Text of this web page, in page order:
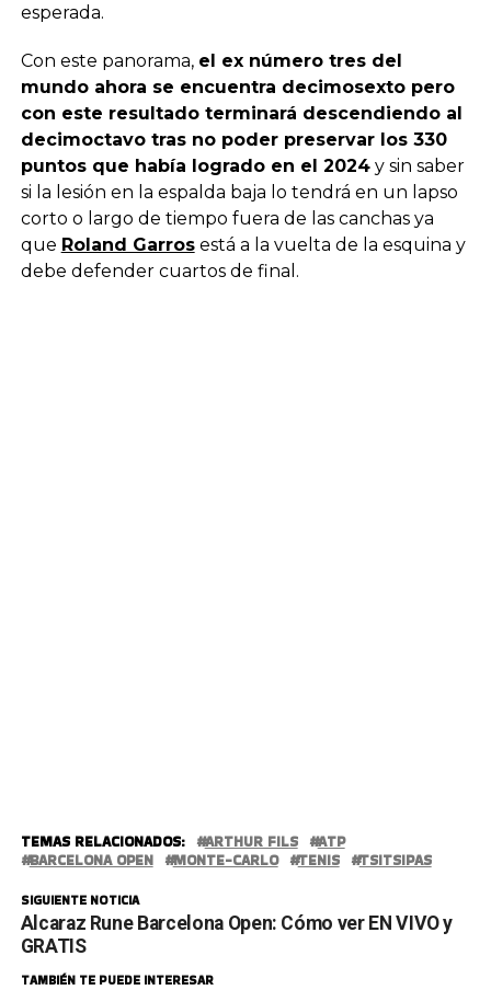
esperada.
Con este panorama, el ex número tres del
mundo ahora se encuentra decimosexto pero
con este resultado terminará descendiendo al
decimoctavo tras no poder preservar los 330
puntos que había logrado en el 2024y sin saber
si la lesión en la espalda baja lo tendrá en un lapso
corto o largo de tiempo fuera de las canchas ya
que Roland Garrosestá a la vuelta de la esquina y
debe defender cuartos de final.
TEMAS RELACIONADOS: ARTHUR FILS
ATP
BARCELONA OPEN
MONTE-CARLO TENIS TSITSIPAS
SIGUIENTE NOTICIA
Alcaraz Rune Barcelona Open: Cómo ver EN VIVO y
GRATIS
TAMBIÉN TE PUEDE INTERESAR